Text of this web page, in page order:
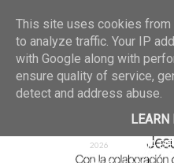
02 jun 2026
30/05/2026
DE FOTOS 23/
2026
GALERIA DE
16/05/2026
DE FOTOS 09/
2026
GALERIA
This site uses cookies
to analyze traffic. Your IP
with Google along with
ensure quality of service,
detect and address abuse.
LEARN